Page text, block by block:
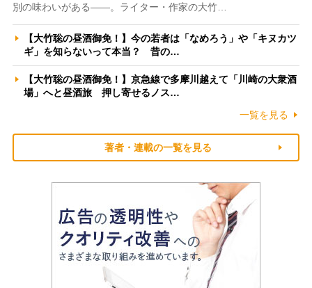
別の味わいがある――。ライター・作家の大竹…
【大竹聡の昼酒御免！】今の若者は「なめろう」や「キヌカツ
ギ」を知らないって本当？ 昔の…
【大竹聡の昼酒御免！】京急線で多摩川越えて「川崎の大衆酒
場」へと昼酒旅 押し寄せるノス…
一覧を見る
著者・連載の一覧を見る